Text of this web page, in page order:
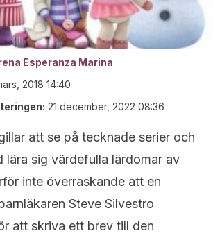
Esperanza Marina
2018 14:40
21 december, 2022 08:36
att se på tecknade serier och
lära sig värdefulla lärdomar av
inte överraskande att en
Steve Silvestro
att skriva ett brev till den